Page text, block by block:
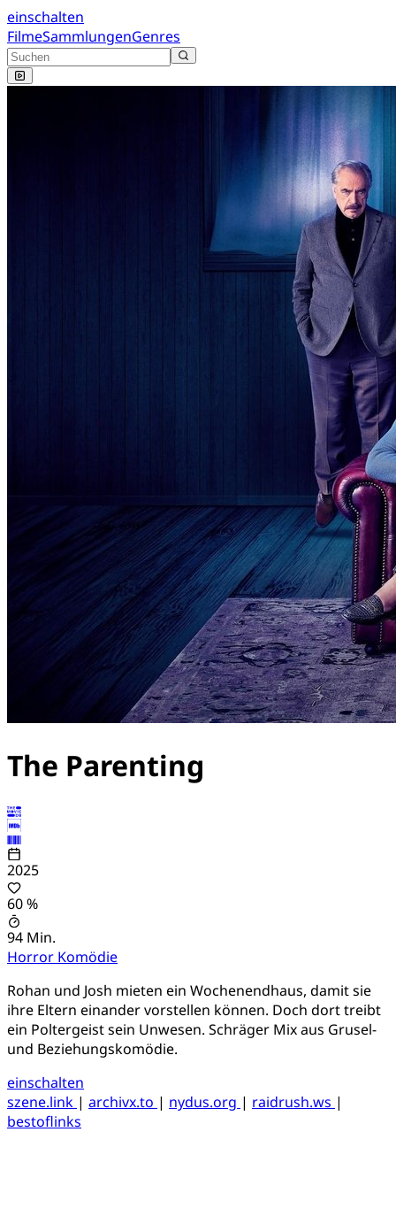
einschalten
FilmeSammlungenGenres
The Parenting
2025
60 %
94 Min.
Horror Komödie
Rohan und Josh mieten ein Wochenendhaus, damit sie
ihre Eltern einander vorstellen können. Doch dort treibt
ein Poltergeist sein Unwesen. Schräger Mix aus Grusel-
und Beziehungskomödie.
einschalten
szene.link | archivx.to | nydus.org | raidrush.ws |
bestoflinks